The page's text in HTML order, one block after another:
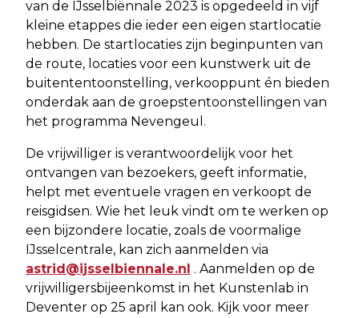
van de IJsselbiënnale 2023 is opgedeeld in vijf
kleine etappes die ieder een eigen startlocatie
hebben. De startlocaties zijn beginpunten van
de route, locaties voor een kunstwerk uit de
buitententoonstelling, verkooppunt én bieden
onderdak aan de groepstentoonstellingen van
het programma Nevengeul.
De vrijwilliger is verantwoordelijk voor het
ontvangen van bezoekers, geeft informatie,
helpt met eventuele vragen en verkoopt de
reisgidsen. Wie het leuk vindt om te werken op
een bijzondere locatie, zoals de voormalige
IJsselcentrale, kan zich aanmelden via
astrid@ijsselbiennale.nl . Aanmelden op de
vrijwilligersbijeenkomst in het Kunstenlab in
Deventer op 25 april kan ook. Kijk voor meer